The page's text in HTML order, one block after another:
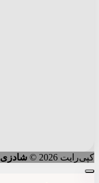
کپی‌رایت 2026 © شادزی